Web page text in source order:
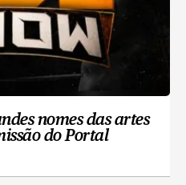
nomes das artes
do Portal